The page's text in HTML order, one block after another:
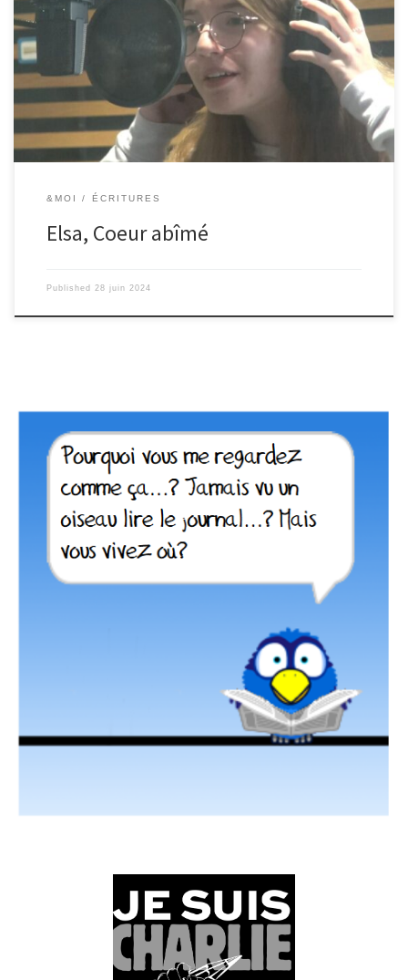
&MOI ÉCRITURES
Elsa, Coeur abîmé
Published 28 juin 2024